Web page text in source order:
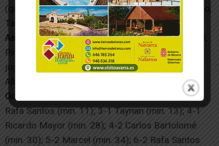
(quinteto inicial). También jugaron Marcel, Ricardo,
Taffy, Gadeia, Leo Santana y Darío.
Aspil-Jumpers Ribera Navarra FS: Marcão, David,
Pintinho, Anás y Terry (quinteto inicial). También
jugaron Nacho, Petry, Carlos Bartolomé, Gabi,
Alberto Lahuerta.
Goles
: 1-0 Marcel (min. 3); 1-1 Petry (min. 5); 2-1
Rafa Santos (min. 11); 3-1 Taynan (min. 13); 4-1
Ricardo Mayor (min. 28); 4-2 Carlos Bartolomé
(min. 30); 5-2 Marcel (min. 34); 6-2 Rafa Santos